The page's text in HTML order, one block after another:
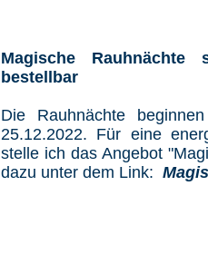
Magische Rauhnächte
bestellbar
Die Rauhnächte
25.12.2022. Für eine
stelle ich das Angebot
dazu unter dem Link: